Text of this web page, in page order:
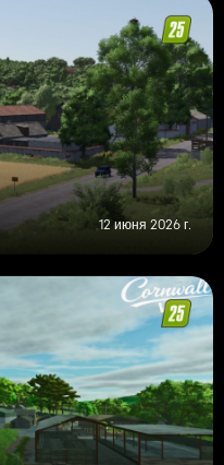
12 июня 2026 г.